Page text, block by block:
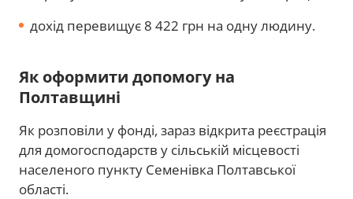
дохід перевищує 8 422 грн на одну людину.
Як оформити допомогу на
Полтавщині
Як розповіли у фонді, зараз відкрита реєстрація
для домогосподарств у сільській місцевості
населеного пункту Семенівка Полтавської
області.